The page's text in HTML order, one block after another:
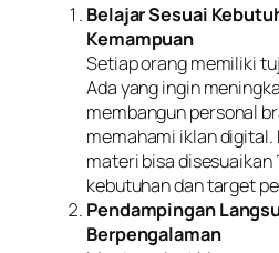
Belajar Sesuai
Kemampuan
Setiap orang memiliki
Ada yang ingin
membangun personal
memahami iklan digital.
materi bisa disesuaikan
kebutuhan dan target
Pendampingan
Berpengalaman